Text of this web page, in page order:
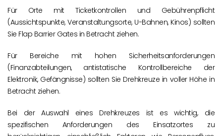
Für Orte mit Ticketkontrollen und Gebührenpflicht
(Aussichtspunkte, Veranstaltungsorte, U-Bahnen, Kinos) sollten
Sie Flap Barrier Gates in Betracht ziehen.
Für Bereiche mit hohen Sicherheitsanforderungen
(Finanzabteilungen, antistatische Kontrollbereiche der
Elektronik, Gefängnisse) sollten Sie Drehkreuze in voller Höhe in
Betracht ziehen.
Bei der Auswahl eines Drehkreuzes ist es wichtig, die
spezifischen Anforderungen des Einsatzortes zu